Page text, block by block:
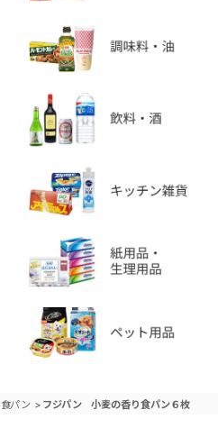
食パン > フジパン 小麦の香り食パン６枚